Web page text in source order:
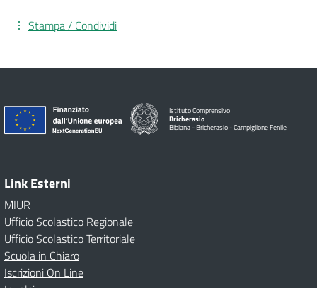
Stampa / Condividi
Istituto Comprensivo
Bricherasio
Bibiana - Bricherasio - Campiglione Fenile
Link Esterni
MIUR
Ufficio Scolastico Regionale
Ufficio Scolastico Territoriale
Scuola in Chiaro
Iscrizioni On Line